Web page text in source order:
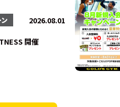
2026.08.01
開催